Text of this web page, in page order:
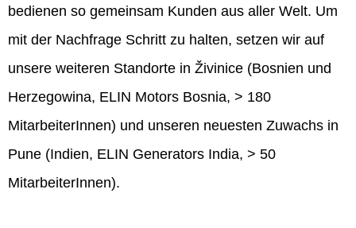
bedienen so gemeinsam Kunden aus aller Welt. Um
mit der Nachfrage Schritt zu halten, setzen wir auf
unsere weiteren Standorte in Živinice (Bosnien und
Herzegowina, ELIN Motors Bosnia, > 180
MitarbeiterInnen) und unseren neuesten Zuwachs in
Pune (Indien, ELIN Generators India, > 50
MitarbeiterInnen).